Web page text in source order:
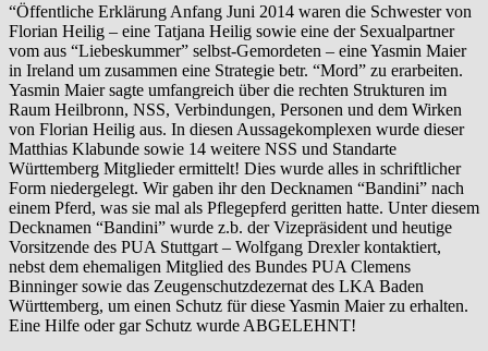
“Öffentliche Erklärung Anfang Juni 2014 waren die Schwester von
Florian Heilig – eine Tatjana Heilig sowie eine der Sexualpartner
vom aus “Liebeskummer” selbst-Gemordeten – eine Yasmin Maier
in Ireland um zusammen eine Strategie betr. “Mord” zu erarbeiten.
Yasmin Maier sagte umfangreich über die rechten Strukturen im
Raum Heilbronn, NSS, Verbindungen, Personen und dem Wirken
von Florian Heilig aus. In diesen Aussagekomplexen wurde dieser
Matthias Klabunde sowie 14 weitere NSS und Standarte
Württemberg Mitglieder ermittelt! Dies wurde alles in schriftlicher
Form niedergelegt. Wir gaben ihr den Decknamen “Bandini” nach
einem Pferd, was sie mal als Pflegepferd geritten hatte. Unter diesem
Decknamen “Bandini” wurde z.b. der Vizepräsident und heutige
Vorsitzende des PUA Stuttgart – Wolfgang Drexler kontaktiert,
nebst dem ehemaligen Mitglied des Bundes PUA Clemens
Binninger sowie das Zeugenschutzdezernat des LKA Baden
Württemberg, um einen Schutz für diese Yasmin Maier zu erhalten.
Eine Hilfe oder gar Schutz wurde ABGELEHNT!